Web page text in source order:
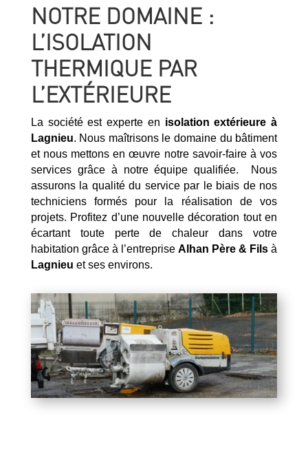
NOTRE DOMAINE :
L’ISOLATION
THERMIQUE PAR
L’EXTÉRIEURE
La société est experte en isolation extérieure à
Lagnieu. Nous maîtrisons le domaine du bâtiment
et nous mettons en œuvre notre savoir-faire à vos
services grâce à notre équipe qualifiée. Nous
assurons la qualité du service par le biais de nos
techniciens formés pour la réalisation de vos
projets. Profitez d’une nouvelle décoration tout en
écartant toute perte de chaleur dans votre
habitation grâce à l’entreprise Alhan Père & Fils à
Lagnieu et ses environs.